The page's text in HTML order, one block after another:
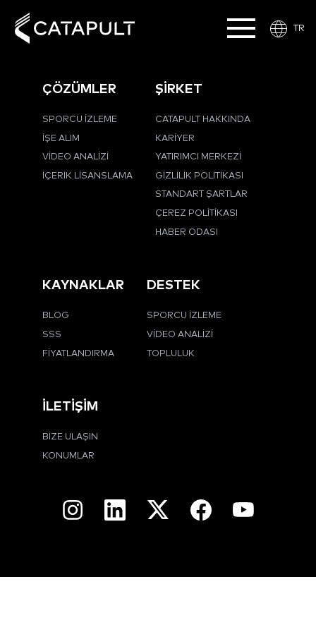
TR
ÇÖZÜMLER
SPORCU İZLEME
İŞE ALIM
VIDEO ANALIZI
İÇERIK LISANSLAMA
ŞİRKET
CATAPULT HAKKINDA
KARIYER
YATIRIMCI MERKEZI
GIZLILIK POLITIKASI
STANDART ŞARTLAR
ÇEREZ POLITIKASI
HABER ODASI
KAYNAKLAR
BLOG
SSS
FIYATLANDIRMA
DESTEK
SPORCU İZLEME
VIDEO ANALIZI
TOPLULUK
İLETIŞIM
BIZE ULAŞIN
KONUMLAR